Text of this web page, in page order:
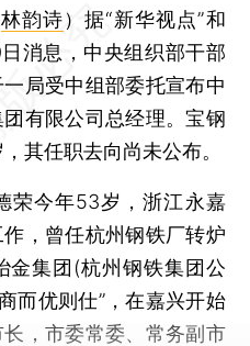
林韵诗）据“新华视点”和
消息，中央组织部干部
局受中组部委托宣布中
团有限公司总经理。宝钢
其任职去向尚未公布。
今年53岁，浙江永嘉
，曾任杭州钢铁厂转炉
金集团(杭州钢铁集团公
而优则仕”，在嘉兴开始
，市委常委、常务副市